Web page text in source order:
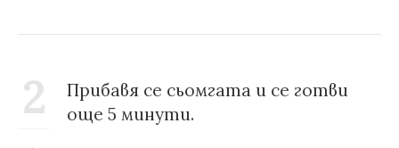
2
Прибавя се сьомгата и се готви
още 5 минути.